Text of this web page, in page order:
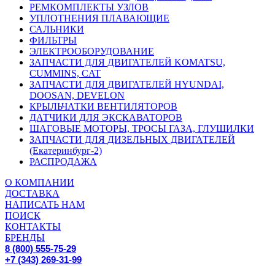
РЕМКОМПЛЕКТЫ УЗЛОВ
УПЛОТНЕНИЯ ПЛАВАЮЩИЕ
САЛЬНИКИ
ФИЛЬТРЫ
ЭЛЕКТРООБОРУДОВАНИЕ
ЗАПЧАСТИ ДЛЯ ДВИГАТЕЛЕЙ KOMATSU,
CUMMINS, CAT
ЗАПЧАСТИ ДЛЯ ДВИГАТЕЛЕЙ HYUNDAI,
DOOSAN, DEVELON
КРЫЛЬЧАТКИ ВЕНТИЛЯТОРОВ
ДАТЧИКИ ДЛЯ ЭКСКАВАТОРОВ
ШАГОВЫЕ МОТОРЫ, ТРОСЫ ГАЗА, ГЛУШИЛКИ
ЗАПЧАСТИ ДЛЯ ДИЗЕЛЬНЫХ ДВИГАТЕЛЕЙ
(Екатеринбург-2)
РАСПРОДАЖА
О КОМПАНИИ
ДОСТАВКА
НАПИСАТЬ НАМ
ПОИСК
КОНТАКТЫ
БРЕНДЫ
8 (800) 555-75-29
+7 (343) 269-31-99